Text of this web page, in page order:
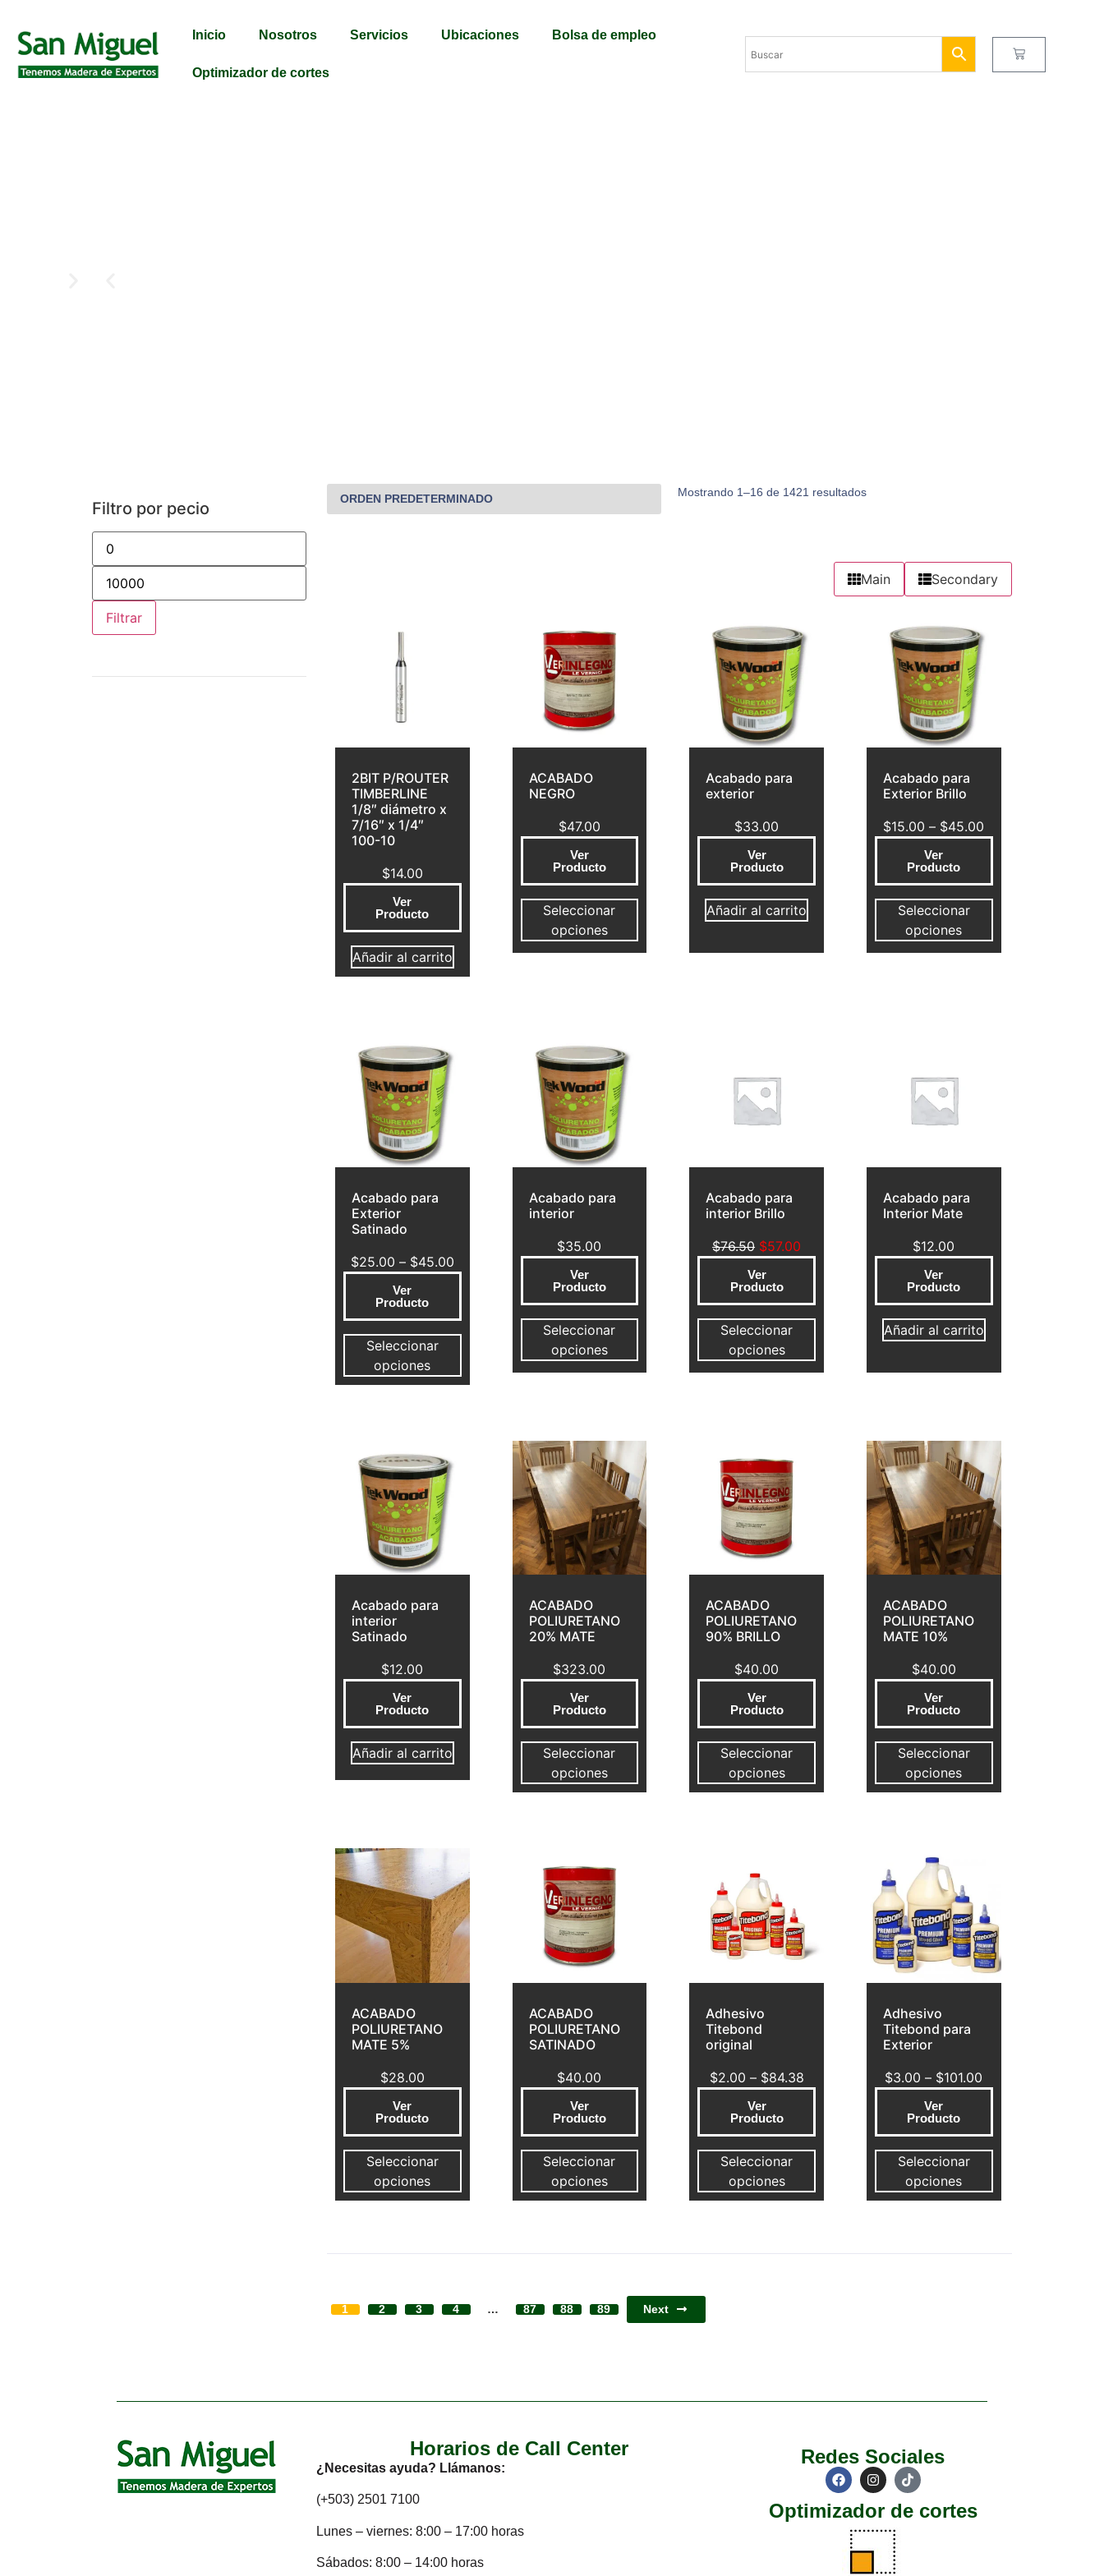
Inicio Nosotros Servicios Ubicaciones Bolsa de empleo
Optimizador de cortes
Filtro por pecio
Filtrar
Mostrando 1–16 de 1421 resultados
Main Secondary
2BIT P/ROUTER
TIMBERLINE
1/8″ diámetro x
7/16″ x 1/4″
100-10
$14.00
Ver
Producto
Añadir al carrito
ACABADO
NEGRO
$47.00
Ver
Producto
Seleccionar
opciones
Acabado para
exterior
$33.00
Ver
Producto
Añadir al carrito
Acabado para
Exterior Brillo
$15.00 – $45.00
Ver
Producto
Seleccionar
opciones
Acabado para
Exterior
Satinado
$25.00 – $45.00
Ver
Producto
Seleccionar
opciones
Acabado para
interior
$35.00
Ver
Producto
Seleccionar
opciones
Acabado para
interior Brillo
$76.50 $57.00
Ver
Producto
Seleccionar
opciones
Acabado para
Interior Mate
$12.00
Ver
Producto
Añadir al carrito
Acabado para
interior
Satinado
$12.00
Ver
Producto
Añadir al carrito
ACABADO
POLIURETANO
20% MATE
$323.00
Ver
Producto
Seleccionar
opciones
ACABADO
POLIURETANO
90% BRILLO
$40.00
Ver
Producto
Seleccionar
opciones
ACABADO
POLIURETANO
MATE 10%
$40.00
Ver
Producto
Seleccionar
opciones
ACABADO
POLIURETANO
MATE 5%
$28.00
Ver
Producto
Seleccionar
opciones
ACABADO
POLIURETANO
SATINADO
$40.00
Ver
Producto
Seleccionar
opciones
Adhesivo
Titebond
original
$2.00 – $84.38
Ver
Producto
Seleccionar
opciones
Adhesivo
Titebond para
Exterior
$3.00 – $101.00
Ver
Producto
Seleccionar
opciones
1 2 3 4 … 87 88 89 Next
Horarios de Call Center
¿Necesitas ayuda? Llámanos:
(+503) 2501 7100
Lunes – viernes: 8:00 – 17:00 horas
Sábados: 8:00 – 14:00 horas
Redes Sociales
Optimizador de cortes